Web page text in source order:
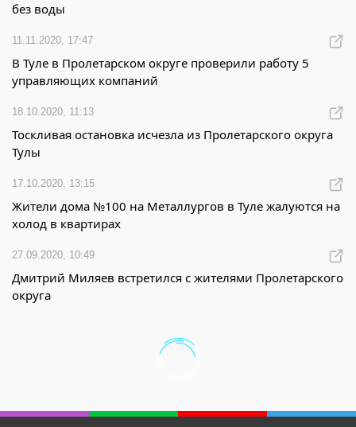
без воды
11.11.2020, 17:47
В Туле в Пролетарском округе проверили работу 5
управляющих компаний
18.10.2020, 11:13
Тоскливая остановка исчезла из Пролетарского округа
Тулы
17.10.2020, 13:15
Жители дома №100 на Металлургов в Туле жалуются на
холод в квартирах
27.09.2020, 10:49
Дмитрий Миляев встретился с жителями Пролетарского
округа